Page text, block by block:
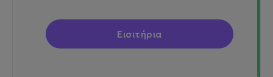
Εισιτήρια